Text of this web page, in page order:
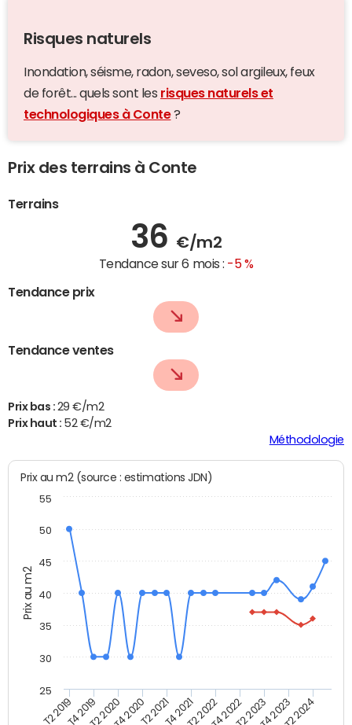
Risques naturels
Inondation, séisme, radon, seveso, sol argileux, feux
de forêt... quels sont les risques naturels et
technologiques à Conte?
Prix des terrains à Conte
Terrains
36 €/m2
Tendance sur 6 mois : -5 %
Tendance prix
Tendance ventes
Prix bas : 29 €/m2
Prix haut : 52 €/m2
Méthodologie
Prix au m2
Prix au m2 (source : estimations JDN)
T2 2019T4 2019T2 2020T4 2020T2 2021T4 2021T2 2022T4 2022T2 2023T4 2023T2 2024
25
30
35
40
45
50
55